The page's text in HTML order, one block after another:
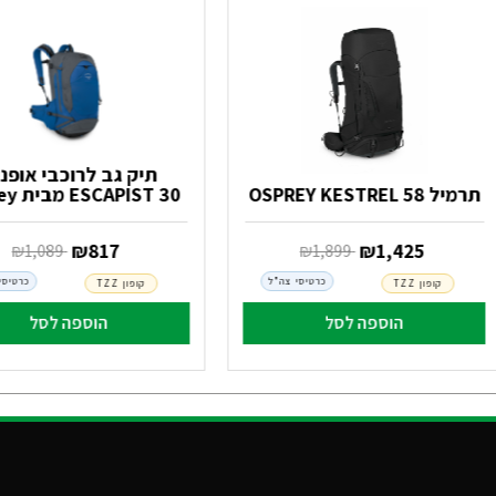
תרמיל OSPREY KESTREL 58
‏ ₪
1,899 1,425
הוספה לסל
כרטיסי צה"ל קופון TZZ
תיק גב לרוכבי
ESCAPIST 30 מבית Osprey
‏ ₪
1,089 817
הוספה לסל
קופון TZZ